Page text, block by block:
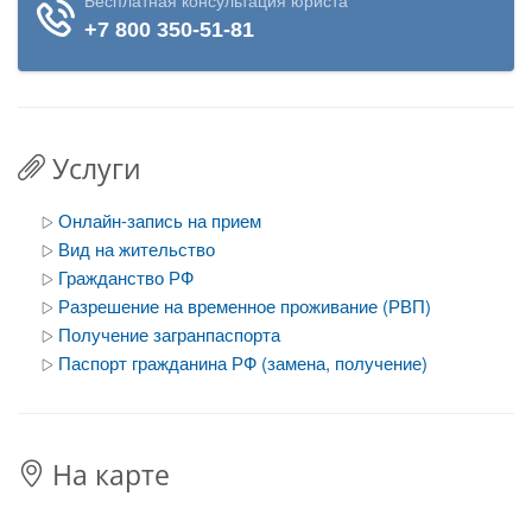
Услуги
Онлайн-запись на прием
Вид на жительство
Гражданство РФ
Разрешение на временное проживание (РВП)
Получение загранпаспорта
Паспорт гражданина РФ (замена, получение)
На карте